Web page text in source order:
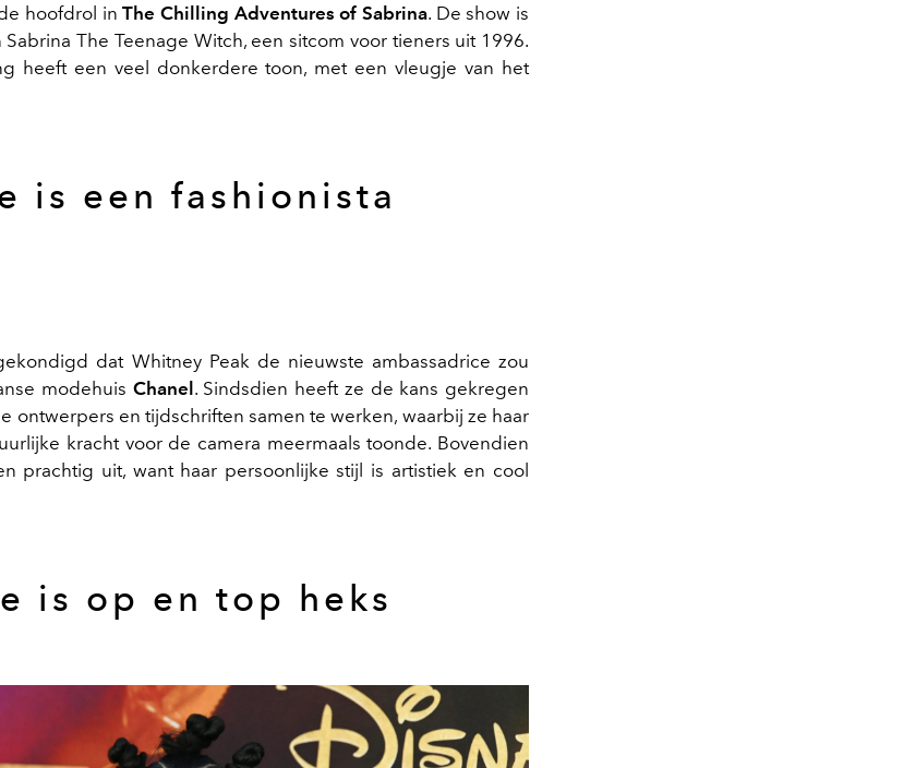
hoofdrol inThe Chilling Adventures of Sabrina. De show is
The Teenage Witch, een sitcom voor tieners uit 1996.
heeft een veel donkerdere toon, met een vleugje van het
is een fashionista
dat Whitney Peak de nieuwste ambassadrice zou
modehuis Chanel. Sindsdien heeft ze de kans gekregen
ontwerpers en tijdschriften samen te werken, waarbij ze haar
kracht voor de camera meermaals toonde. Bovendien
prachtig uit, want haar persoonlijke stijl is artistiek en cool
is op en top heks